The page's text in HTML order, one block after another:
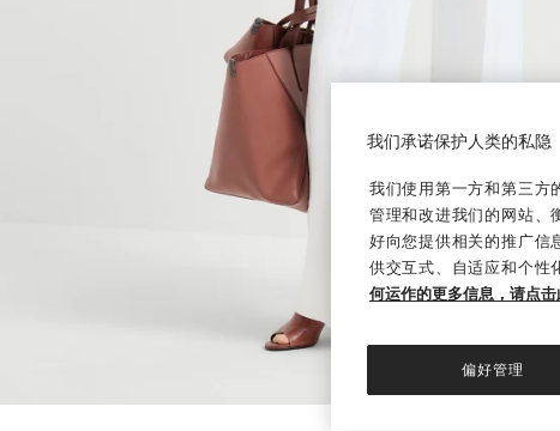
我们承诺保护人类的私隐
我们使用第一方和第三方
管理和改进我们的网站、
好向您提供相关的推广信
供交互式、自适应和个性
何运作的更多信息，请点击
偏好管理